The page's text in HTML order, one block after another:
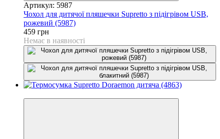
Артикул: 5987
Чохол для дитячої пляшечки Supretto з підігрівом USB,
рожевий (5987)
459 грн
Немає в наявності